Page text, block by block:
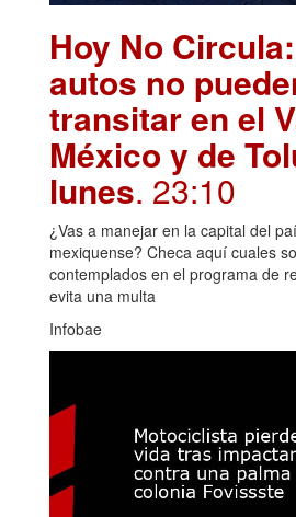
Hoy No
autos no
transitar en el
México y de
lunes. 23:10
¿Vas a manejar en la capital del
mexiquense? Checa aquí cuales
contemplados en el programa de
evita una multa
Infobae